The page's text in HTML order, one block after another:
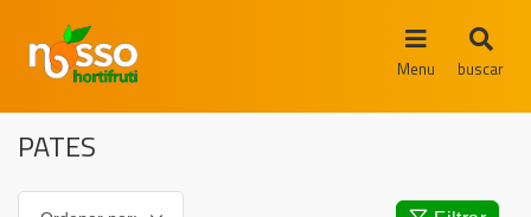
Menu buscar
PATES